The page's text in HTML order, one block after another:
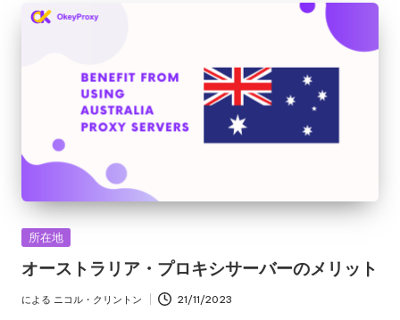
カ
ゴ
リ
所在地
オーストラリア・プロキシサーバーのメリット
投
による ニコル・クリントン 21/11/2023